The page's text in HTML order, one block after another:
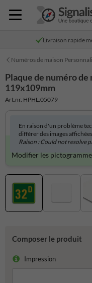
Livraison rapide
Numéros de maison
Plaque de numéro
119x109mm
Art.nr. HPHL.05079
En raison d'un problème
différer des images
Raison : Could not resolve
Produit personnalisable ?
Modifier les
Composer le produit
Impression